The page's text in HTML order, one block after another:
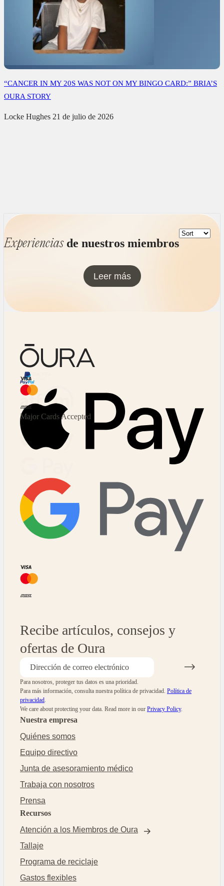
“CANCER IN MY 20S WAS NOT ON MY BINGO CARD:” BRIA’S
OURA STORY
Locke Hughes 21 de julio de 2026
Experienciasde nuestros miembros
Leer más
Affirm
Instant Checkout
Major Cards Accepted
Recibe artículos, consejos y
ofertas de Oura
Para nosotros, proteger tus datos es una prioridad.
Para más información, consulta nuestra política de privacidad. Política de
privacidad.
We care about protecting your data. Read more in our Privacy Policy.
Nuestra empresa
Quiénes somos
Equipo directivo
Junta de asesoramiento médico
Trabaja con nosotros
Prensa
Recursos
Atención a los Miembros de Oura
Tallaje
Programa de reciclaje
Gastos flexibles